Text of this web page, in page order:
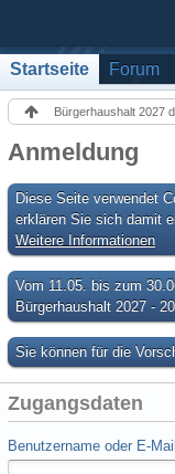
Startseite Forum
Bürgerhaushalt 2027
Anmeldung
Diese Seite verwendet
erklären Sie sich damit
Weitere Informationen
Vom 11.05. bis zum
Bürgerhaushalt 2027 -
Sie können für die
Zugangsdaten
Benutzername oder E-